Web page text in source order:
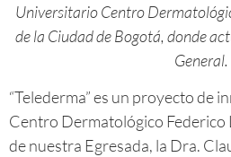
Universitario Centro
de la Ciudad de Bogotá, donde
General.
“Telederma” es un proyecto de
Centro Dermatológico Federico
de nuestra Egresada, la Dra.